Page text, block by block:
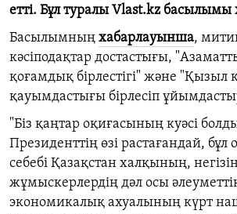
етті. Бұл туралы Vlast.kz басылымы
Басылымның хабарлауынша,
кәсіподақтар достастығы,
қоғамдық бірлестігі" және "Қызыл
қауымдастығы бірлесіп
"Біз қаңтар оқиғасының куәсі
Президенттің өзі растағандай,
себебі Қазақстан халқының,
жұмыскерлердің дәл осы
экономикалық ахуалының күрт